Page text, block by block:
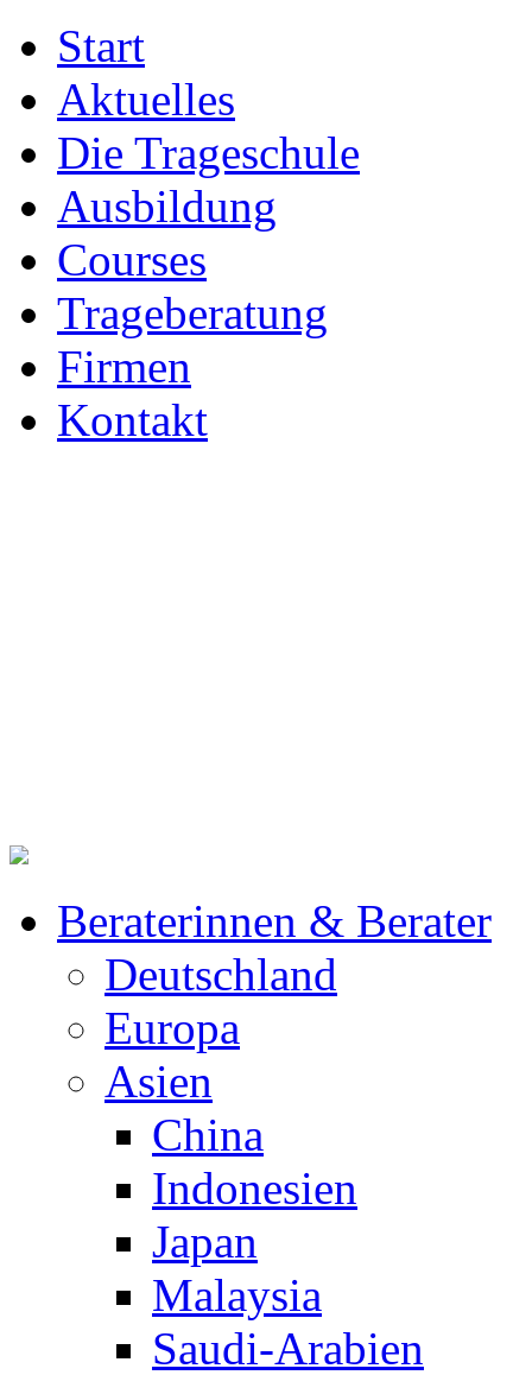
Start
Aktuelles
Die Trageschule
Ausbildung
Courses
Trageberatung
Firmen
Kontakt
Beraterinnen & Berater
Deutschland
Europa
Asien
China
Indonesien
Japan
Malaysia
Saudi-Arabien